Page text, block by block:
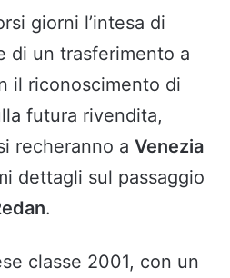
giorni l’intesa di
di un trasferimento a
il riconoscimento di
futura rivendita,
recheranno a Venezia
dettagli sul passaggio
.
classe 2001, con un